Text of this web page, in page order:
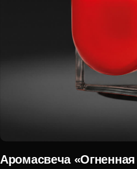
Аромасвеча «Огненная